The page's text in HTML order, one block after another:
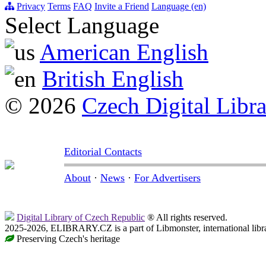
Privacy Terms FAQ Invite a Friend Language (en)
Select Language
American English
British English
© 2026 Czech Digital
Editorial Contacts
About · News · For Advertisers
Digital Library of Czech Republic ® All rights reserved.
2025-2026, ELIBRARY.CZ is a part of Libmonster, international
Preserving Czech's heritage